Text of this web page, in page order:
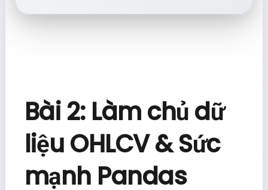
Bài 2: Làm chủ dữ
liệu OHLCV & Sức
mạnh Pandas